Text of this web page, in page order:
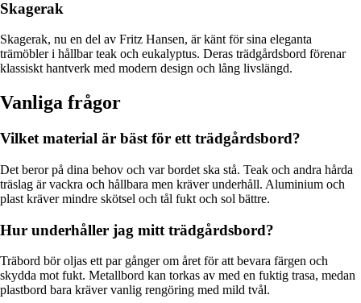
Skagerak
Skagerak, nu en del av Fritz Hansen, är känt för sina eleganta
trämöbler i hållbar teak och eukalyptus. Deras trädgårdsbord förenar
klassiskt hantverk med modern design och lång livslängd.
Vanliga frågor
Vilket material är bäst för ett trädgårdsbord?
Det beror på dina behov och var bordet ska stå. Teak och andra hårda
träslag är vackra och hållbara men kräver underhåll. Aluminium och
plast kräver mindre skötsel och tål fukt och sol bättre.
Hur underhåller jag mitt trädgårdsbord?
Träbord bör oljas ett par gånger om året för att bevara färgen och
skydda mot fukt. Metallbord kan torkas av med en fuktig trasa, medan
plastbord bara kräver vanlig rengöring med mild tvål.